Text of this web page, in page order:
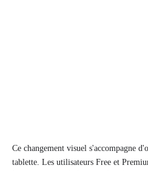
Ce changement visuel s'accompagne
tablette. Les utilisateurs Free et